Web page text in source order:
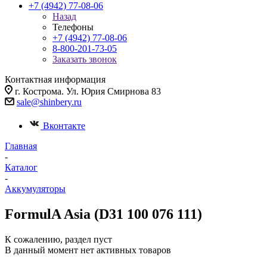
+7 (4942) 77-08-06
Назад
Телефоны
+7 (4942) 77-08-06
8-800-201-73-05
Заказать звонок
Контактная информация
г. Кострома. Ул. Юрия Смирнова 83
sale@shinbery.ru
Вконтакте
Главная
-
Каталог
-
Аккумуляторы
FormulA Asia (D31 100 076 111)
К сожалению, раздел пуст
В данный момент нет активных товаров